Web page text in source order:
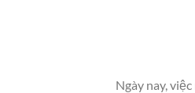
Ngày nay, việc